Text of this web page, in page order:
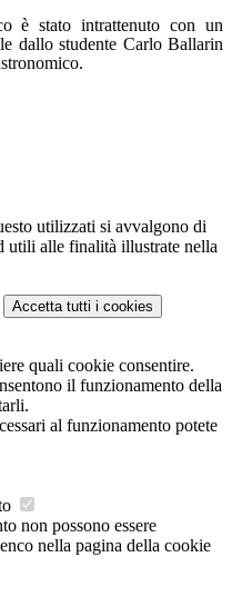
è stato intrattenuto con un
dallo studente Carlo Ballarin
utilizzati si avvalgono di
utili alle finalità illustrate nella
Accetta tutti i cookies
quali cookie consentire.
il funzionamento della
al funzionamento potete
non possono essere
nella pagina della cookie